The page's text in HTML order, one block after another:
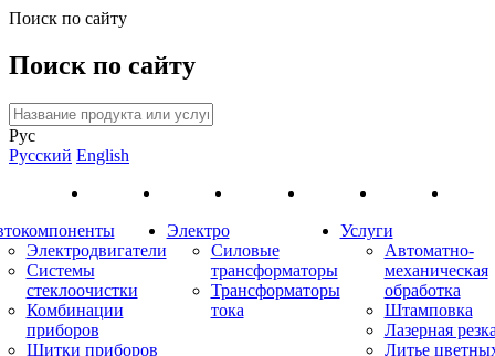
Поиск по сайту
Поиск по сайту
Рус
Русский English
Электродвигатели
Системы
стеклоочистки
Комбинации
приборов
Щитки приборов
Электро
Силовые
трансформаторы
Трансформаторы
тока
Услуги
Автоматно-
механическая
обработка
Штамповка
Лазерная
Литье